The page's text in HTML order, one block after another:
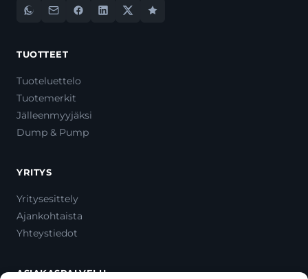
TUOTTEET
Tuoteluettelo
Tuotemerkit
Jälleenmyyjäksi
Dump & Pump
YRITYS
Yritysesittely
Ajankohtaista
Yhteystiedot
ASIAKASPALVELU